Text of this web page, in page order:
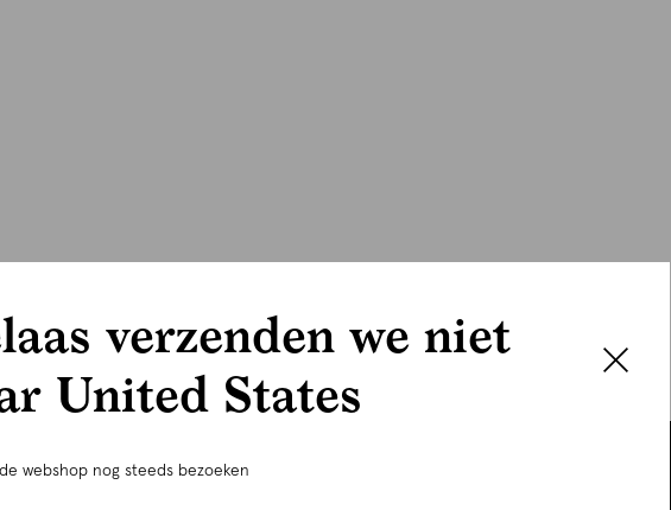
verzenden we niet
United States
webshop nog steeds bezoeken